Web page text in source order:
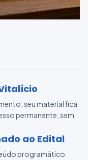
seu material fica
permanente, sem
ao Edital
programático